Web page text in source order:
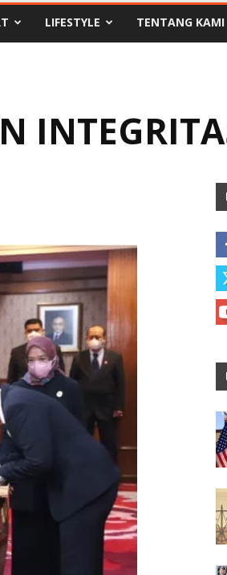
LIFESTYLE TENTANG KAMI